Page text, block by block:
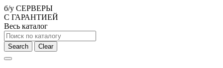
б/у СЕРВЕРЫ
С ГАРАНТИЕЙ
Весь каталог
Search Clear